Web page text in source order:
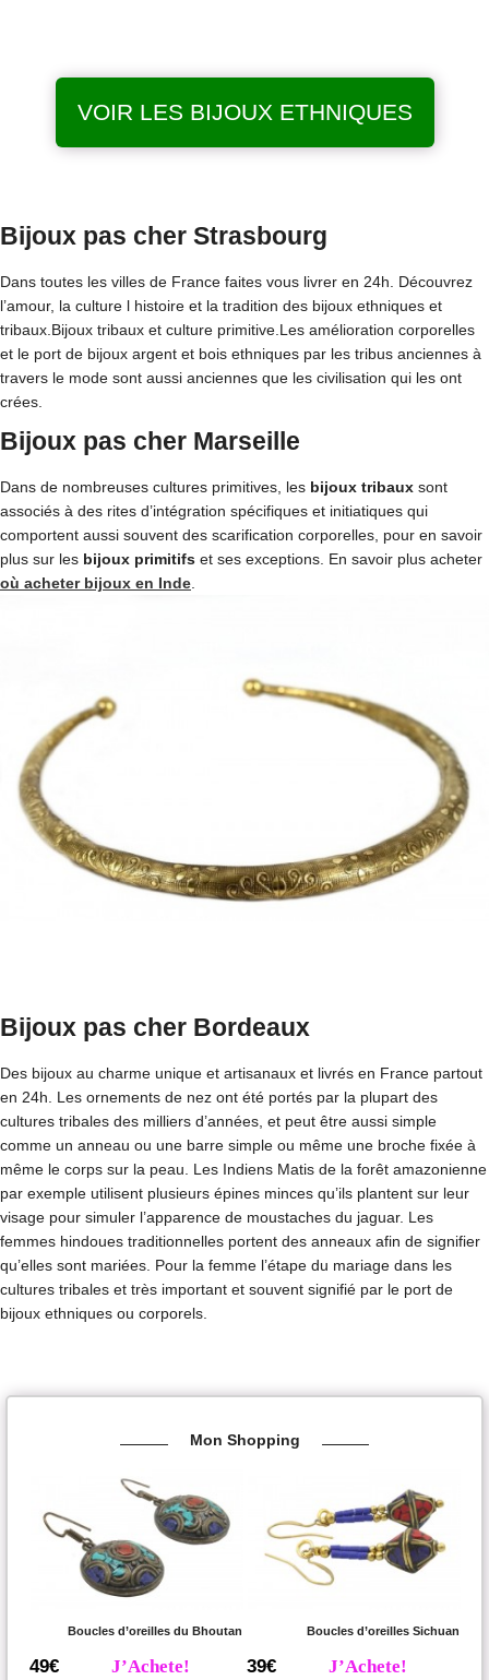
VOIR LES BIJOUX ETHNIQUES
Bijoux pas cher Strasbourg
Dans toutes les villes de France faites vous livrer en 24h. Découvrez
l’amour, la culture l histoire et la tradition des bijoux ethniques et
tribaux.Bijoux tribaux et culture primitive.Les amélioration corporelles
et le port de bijoux argent et bois ethniques par les tribus anciennes à
travers le mode sont aussi anciennes que les civilisation qui les ont
crées.
Bijoux pas cher Marseille
Dans de nombreuses cultures primitives, les bijoux tribaux sont
associés à des rites d’intégration spécifiques et initiatiques qui
comportent aussi souvent des scarification corporelles, pour en savoir
plus sur les bijoux primitifs et ses exceptions. En savoir plus acheter
où acheter bijoux en Inde.
Bijoux pas cher Bordeaux
Des bijoux au charme unique et artisanaux et livrés en France partout
en 24h. Les ornements de nez ont été portés par la plupart des
cultures tribales des milliers d’années, et peut être aussi simple
comme un anneau ou une barre simple ou même une broche fixée à
même le corps sur la peau. Les Indiens Matis de la forêt amazonienne
par exemple utilisent plusieurs épines minces qu’ils plantent sur leur
visage pour simuler l’apparence de moustaches du jaguar. Les
femmes hindoues traditionnelles portent des anneaux afin de signifier
qu’elles sont mariées. Pour la femme l’étape du mariage dans les
cultures tribales et très important et souvent signifié par le port de
bijoux ethniques ou corporels.
Mon Shopping
Boucles d’oreilles du Bhoutan
49€ J’Achete!
Boucles d’oreilles Sichuan
39€ J’Achete!